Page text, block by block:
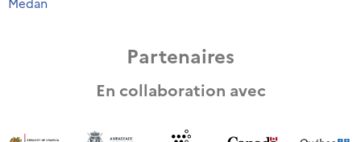
Medan
Partenaires
En collaboration avec